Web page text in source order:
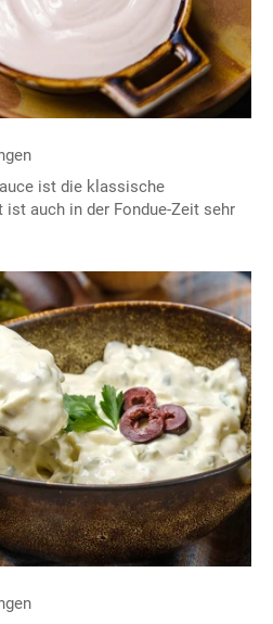
ist die klassische
ist auch in der Fondue-Zeit sehr